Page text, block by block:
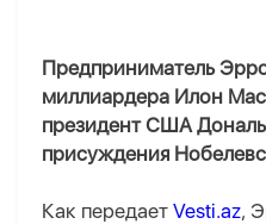
Предприниматель
миллиардера Илон
президент США
присуждения
Как передает Vesti.az,